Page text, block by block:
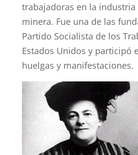
trabajadoras en la
minera. Fue una de las
Partido Socialista de los
Estados Unidos y participó
huelgas y manifestaciones.